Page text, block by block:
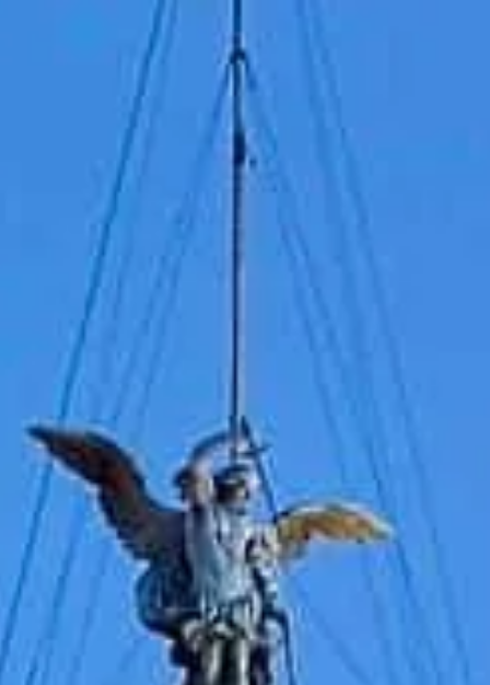
09:00 AM
07:30 PM
रविवार, अगस्त 9, 2026
Lungotevere Castello, 50, 00193 रोम, इटली